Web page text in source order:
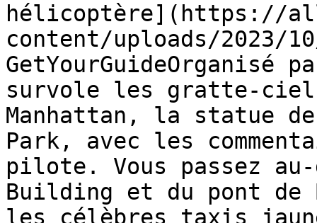
hélicoptère](https://
content/uploads/2023/
survole les gratte-ciel
Manhattan, la statue
Park, avec les
pilote. Vous passez
Building et du pont de
les célèbres taxis